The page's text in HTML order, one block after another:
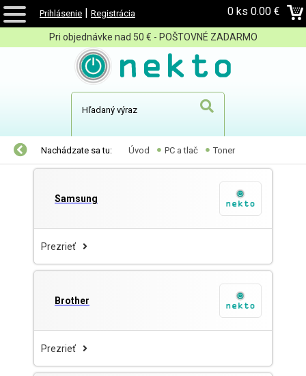
Prihlásenie | Registrácia 0 ks 0.00 €
Pri objednávke nad 50 € - POŠTOVNÉ ZADARMO
Nachádzate sa tu: Úvod PC a tlač Toner
Samsung
Prezrieť
Brother
Prezrieť